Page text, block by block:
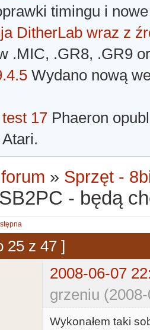
timingu i
DitherLab wraz z
.MIC, .GR8, .GR9
Wydano nową
17 Phaeron
» Sprzęt -
- będą
25 z 47 ]
2008-06-07
grzeniu
Wykonałem taki